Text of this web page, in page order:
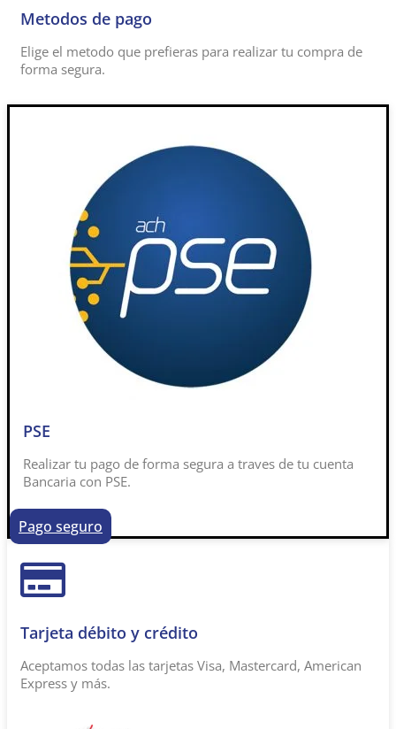
Metodos de pago
Elige el metodo que prefieras para realizar tu compra de
forma segura.
PSE
Realizar tu pago de forma segura a traves de tu cuenta
Bancaria con PSE.
Pago seguro
Tarjeta débito y crédito
Aceptamos todas las tarjetas Visa, Mastercard, American
Express y más.